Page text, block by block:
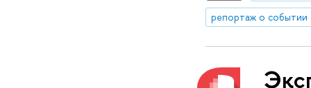
репортаж о событии